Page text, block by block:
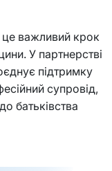
важливий крок
У партнерстві
підтримку
супровід,
батьківства